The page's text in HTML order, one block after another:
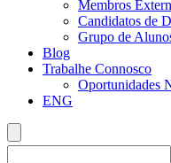
Membros
Candidatos de
Grupo de
Blog
Trabalhe Connosco
Oportunidades
ENG